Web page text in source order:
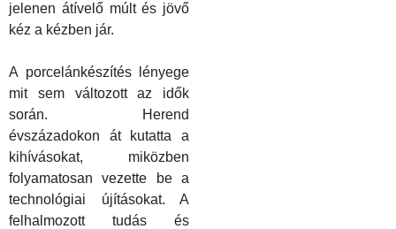
jelenen átívelő múlt és jövő
kéz a kézben jár.
A porcelánkészítés lényege
mit sem változott az idők
során. Herend
évszázadokon át kutatta a
kihívásokat, miközben
folyamatosan vezette be a
technológiai újításokat. A
felhalmozott tudás és